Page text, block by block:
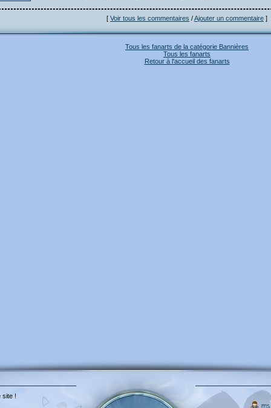
[ Voir tous les commentaires /Ajouter un commentaire ]
Tous les fanarts de la catégorie Bannières
Tous les fanarts
Retour à l'accueil des fanarts
site !